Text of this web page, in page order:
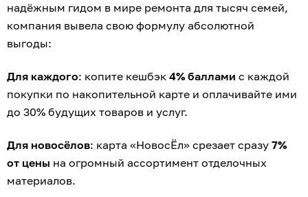
надёжным гидом в мире ремонта для тысяч семей,
компания вывела свою формулу абсолютной
выгоды:
Для каждого: копите кешбэк 4% баллами с каждой
покупки по накопительной карте и оплачивайте ими
до 30% будущих товаров и услуг.
Для новосёлов: карта «НовосЁл» срезает сразу 7%
от цены на огромный ассортимент отделочных
материалов.